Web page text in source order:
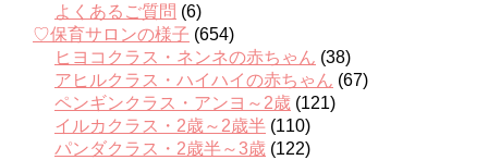
よくあるご質問 (6)
♡保育サロンの様子 (654)
ヒヨコクラス・ネンネの赤ちゃん (38)
アヒルクラス・ハイハイの赤ちゃん (67)
ペンギンクラス・アンヨ～2歳 (121)
イルカクラス・2歳～2歳半 (110)
パンダクラス・2歳半～3歳 (122)